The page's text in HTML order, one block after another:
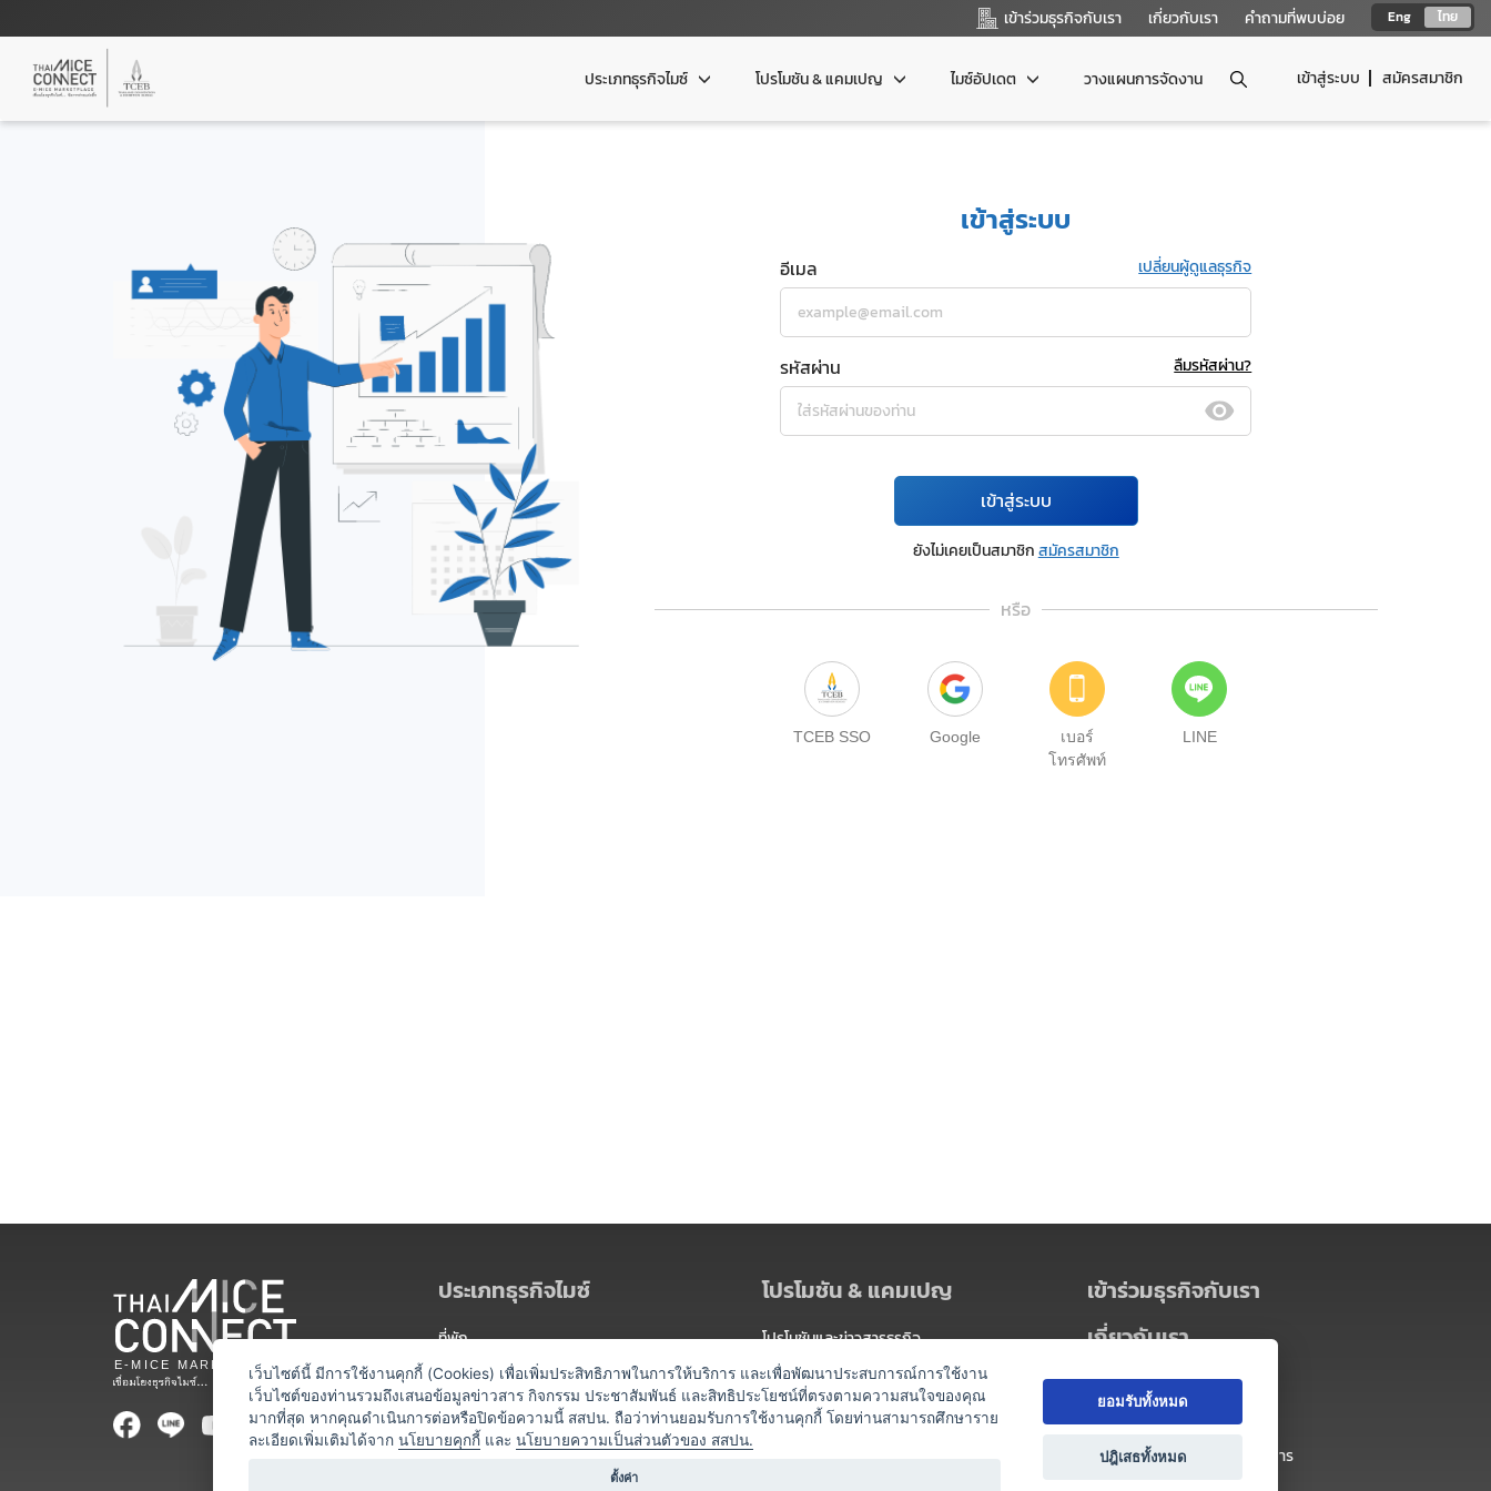
Eng ไทย
เข้าร่วมธุรกิจกับเรา เกี่ยวกับเรา คำถามที่พบบ่อย
เข้าสู่ระบบ สมัครสมาชิก
ประเภทธุรกิจไมซ์ โปรโมชัน & แคมเปญ ไมซ์อัปเดต วางแผนการจัดงาน
เข้าสู่ระบบ
อีเมล เปลี่ยนผู้ดูแลธุรกิจ
รหัสผ่าน ลืมรหัสผ่าน?
เข้าสู่ระบบ
ยังไม่เคยเป็นสมาชิกสมัครสมาชิก
หรือ
TCEB SSO Google
เบอร์
โทรศัพท์
LINE
ประเภทธุรกิจไมซ์
ที่พัก
สถานที่จัดงาน
ท่องเที่ยว / นำเที่ยว
ออแกไนเซอร์
โปรโมชัน & แคมเปญ
โปรโมชันและข่าวสารธุรกิจ
แพ็กเกจ
แคมเปญ
เข้าร่วมธุรกิจกับเรา
เกี่ยวกับเรา
เกี่ยวกับ Thai MICE Connect
นโยบายความเป็นส่วนตัว
ข้อตกลง และเงื่อนไขการใช้บริการ
เว็บไซต์นี้ มีการใช้งานคุกกี้ (Cookies) เพื่อเพิ่มประสิทธิภาพในการให้บริการ และเพื่อพัฒนาประสบการณ์การใช้งาน
เว็บไซต์ของท่านรวมถึงเสนอข้อมูลข่าวสาร กิจกรรม ประชาสัมพันธ์ และสิทธิประโยชน์ที่ตรงตามความสนใจของคุณ
มากที่สุด หากคุณดำเนินการต่อหรือปิดข้อความนี้ สสปน. ถือว่าท่านยอมรับการใช้งานคุกกี้ โดยท่านสามารถศึกษาราย
ละเอียดเพิ่มเติมได้จาก นโยบายคุกกี้ และ นโยบายความเป็นส่วนตัวของ สสปน.
ตั้งค่า
ยอมรับทั้งหมด
ปฎิเสธทั้งหมด